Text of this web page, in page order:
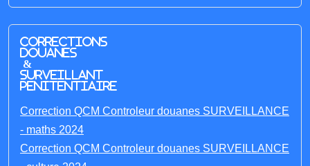
Corrections
Douanes
&
Surveillant
penitentiaire
Correction QCM Controleur douanes SURVEILLANCE
- maths 2024
Correction QCM Controleur douanes SURVEILLANCE